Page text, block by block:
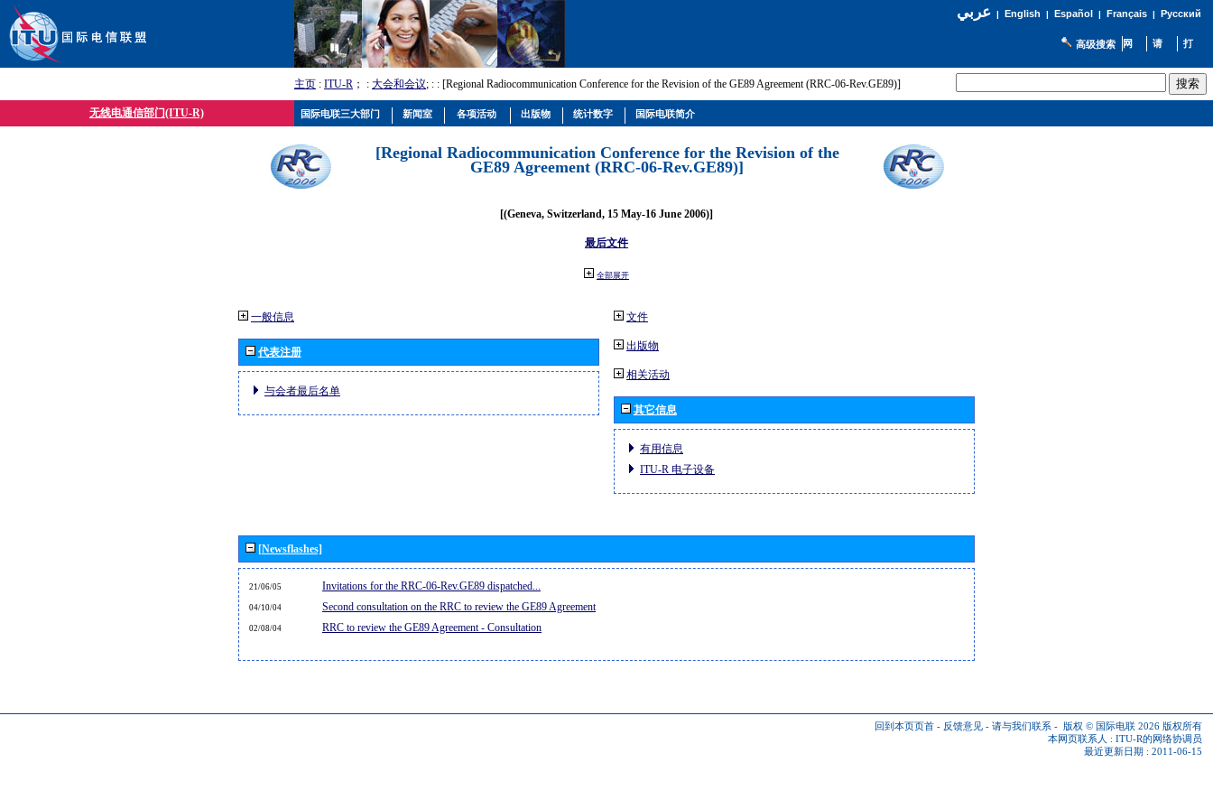
عربي| English | Español | Français| Русский
高级搜索
主页 : ITU-R ； : 大会和会议; : : [Regional Radiocommunication Conference for the Revision of the GE89 Agreement (RRC-06-Rev.GE89)]
无线电通信部门(ITU-R)
[Regional Radiocommunication Conference for the Revision of the
GE89 Agreement (RRC-06-Rev.GE89)]
[(Geneva, Switzerland, 15 May-16 June 2006)]
最后文件
全部展开
一般信息
代表注册
与会者最后名单
文件
出版物
相关活动
其它信息
有用信息
ITU-R 电子设备
[Newsflashes]
21/06/05 Invitations for the RRC-06-Rev.GE89 dispatched...
04/10/04 Second consultation on the RRC to review the GE89 Agreement
02/08/04 RRC to review the GE89 Agreement - Consultation
回到本页页首 - 反馈意见 - 请与我们联系 - 版权 © 国际电联 2026 版权所有
本网页联系人 : ITU-R的网络协调员
最近更新日期 : 2011-06-15
国际电联三大部门 新闻室 各项活动 出版物 统计数字 国际电联简介